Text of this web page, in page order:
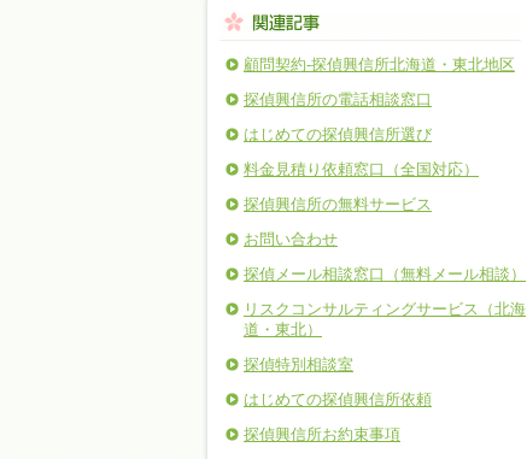
顧問契約-探偵興信所北海道・東北地区
探偵興信所の電話相談窓口
はじめての探偵興信所選び
料金見積り依頼窓口（全国対応）
探偵興信所の無料サービス
お問い合わせ
探偵メール相談窓口（無料メール相談）
リスクコンサルティングサービス（北海
道・東北）
探偵特別相談室
はじめての探偵興信所依頼
探偵興信所お約束事項